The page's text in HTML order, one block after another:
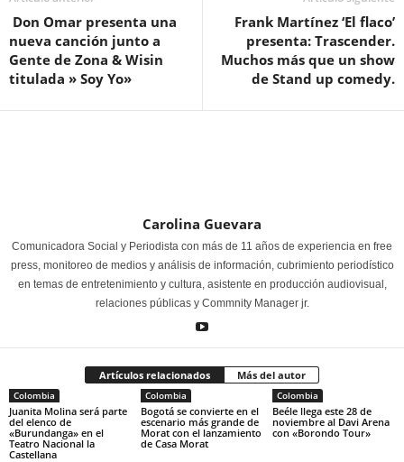
Don Omar presenta una
nueva canción junto a
Gente de Zona & Wisin
titulada » Soy Yo»
Frank Martínez ‘El flaco’
presenta: Trascender.
Muchos más que un show
de Stand up comedy.
Carolina Guevara
Comunicadora Social y Periodista con más de 11 años de experiencia en free
press, monitoreo de medios y análisis de información, cubrimiento periodístico
en temas de entretenimiento y cultura, asistente en producción audiovisual,
relaciones públicas y Commnity Manager jr.
Artículos relacionados Más del autor
Colombia
Juanita Molina será parte
del elenco de
«Burundanga» en el
Teatro Nacional la
Castellana
Colombia
Bogotá se convierte en el
escenario más grande de
Morat con el lanzamiento
de Casa Morat
Colombia
Beéle llega este 28 de
noviembre al Davi Arena
con «Borondo Tour»